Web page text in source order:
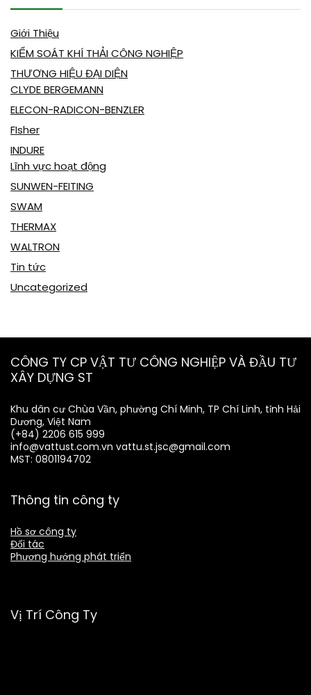
Giới Thiệu
KIỂM SOÁT KHÍ THẢI CÔNG NGHIỆP
THƯƠNG HIỆU ĐẠI DIỆN
CLYDE BERGEMANN
ELECON-RADICON-BENZLER
FIsher
INDURE
Lĩnh vực hoạt động
SUNWEN-FEITING
SWAM
THERMAX
WALTRON
Tin tức
Uncategorized
CÔNG TY CP VẬT TƯ CÔNG NGHIỆP VÀ ĐẦU TƯ
XÂY DỰNG ST
Khu dân cư Chùa Vần, phường Chí Minh, TP Chí Linh, tỉnh Hải
Dương, Việt Nam
(+84) 2206 615 999
info@vattust.com.vn vattu.st.jsc@gmail.com
MST: 0801194702
Thông tin công ty
Hồ sơ công ty
Đối tác
Phương hướng phát triển
Vị Trí Công Ty